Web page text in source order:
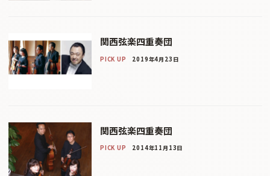
関西弦楽四重奏団
PICK UP 2019年4月23日
関西弦楽四重奏団
PICK UP 2014年11月13日